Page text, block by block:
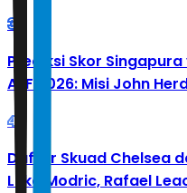
3
Prediksi Skor
AFF 2026: Misi John
4
Daftar Skuad Chelsea
Luka Modric, Rafael